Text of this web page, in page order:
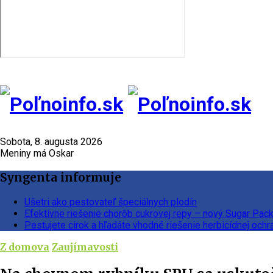
Sobota, 8. augusta 2026
Meniny má Oskar
Syngenta informuje
Ušetri ako pestovateľ špeciálnych plodín
Efektívne riešenie chorôb cukrovej repy – nový Sugar Pack
Pestujete cirok a hľadáte vhodné riešenie herbicídnej
Z domova Zaujímavosti